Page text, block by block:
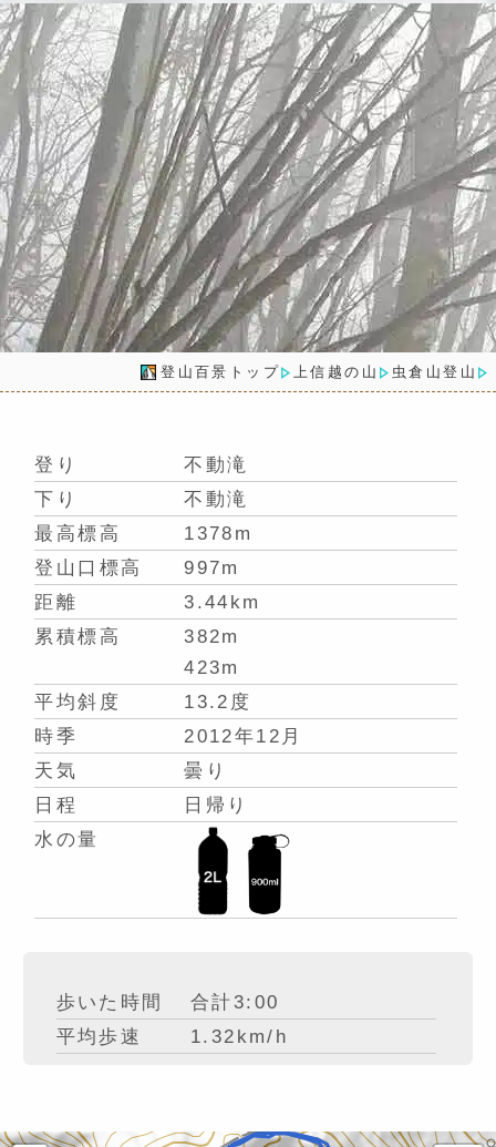
登山百景トップ 上信越の山 虫倉山登山
登り
不動滝
下り
不動滝
最高標高
1378m
登山口標高
997m
距離
3.44km
累積標高
382m
423m
平均斜度
13.2度
時季
2012年12月
天気
曇り
日程
日帰り
水の量
歩いた時間
合計3:00
平均歩速
1.32km/h